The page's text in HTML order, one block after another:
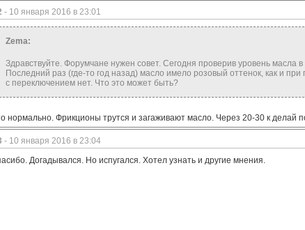
- 10 января 2016 в 23:01
Zema:
Здравствуйте. Форумчане нужен совет. Сегодня проверив уровень масла
Последний раз (где-то год назад) масло имело розовый оттенок, как и
с переключением нет. Что это может быть?
нормально. Фрикционы трутся и загаживают масло. Через 20-30 к делай
- 10 января 2016 в 23:04
Догадывался. Но испугался. Хотел узнать и другие мнения.